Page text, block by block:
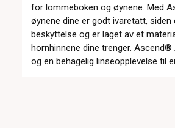
for lommeboken og øynene. Med
øynene dine er godt ivaretatt,
beskyttelse og er laget av et
hornhinnene dine trenger.
og en behagelig linseopplevelse til